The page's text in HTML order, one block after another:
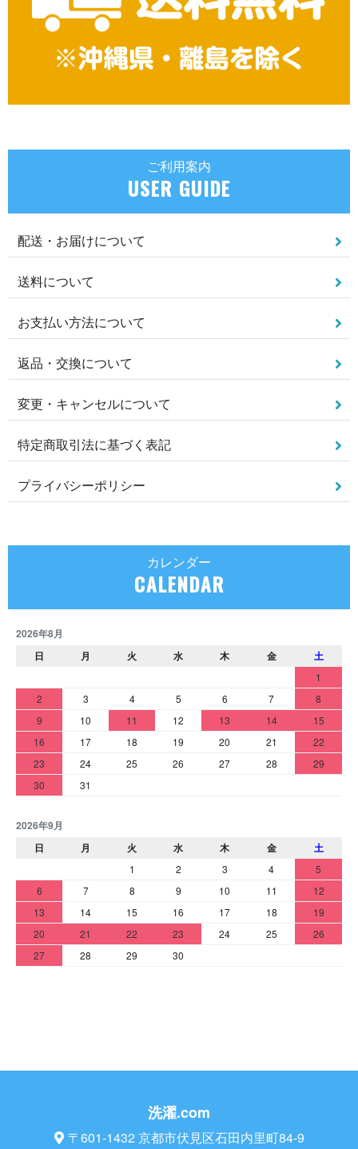
ご利用案内
USER GUIDE
配送・お届けについて
送料について
お支払い方法について
返品・交換について
変更・キャンセルについて
特定商取引法に基づく表記
プライバシーポリシー
カレンダー
CALENDAR
2026年8月
日
月 火 水 木 金 土
1
2
3 4 5 6 7
8
9
10 11 12 13 14
15
16
17 18 19 20 21
22
23
24 25 26 27 28
29
30
31
2026年9月
日
月 火 水 木 金 土
1 2 3 4
5
6
7 8 9 10 11
12
13
14 15 16 17 18
19
20
21 22 23 24 25
26
27
28 29 30
洗濯.com
〒601-1432 京都市伏見区石田内里町84-9